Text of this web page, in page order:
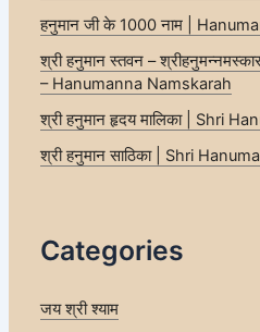
हनुमान जी के 1000 नाम |
श्री हनुमान स्तवन –
– Hanumanna Namskarah
श्री हनुमान हृदय मालिका | Shri
श्री हनुमान साठिका | Shri
Categories
जय श्री श्याम